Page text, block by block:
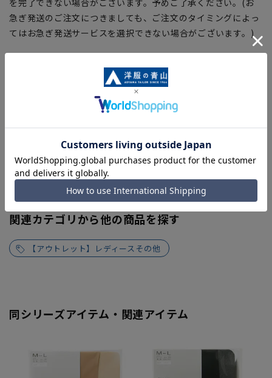
急ぎ発送のご注文につきましても、ご注文のタイミングによっ
てはお急ぎ発送サービスを選択できない場合がございます。)
関連カテゴリから他の商品を探す
【アウトレット】レディースその他
同シリーズアイテム・関連アイテム